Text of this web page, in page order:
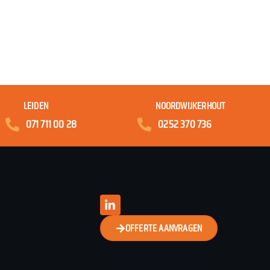
LEIDEN
071 711 00 28
NOORDWIJKERHOUT
0252 370 736
OFFERTE AANVRAGEN